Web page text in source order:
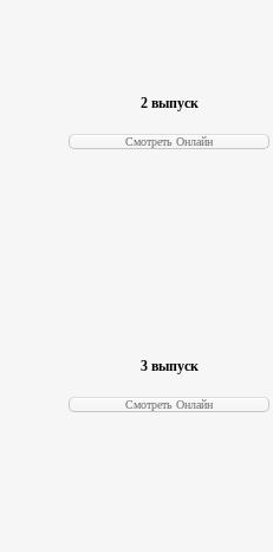
2 выпуск
3 выпуск